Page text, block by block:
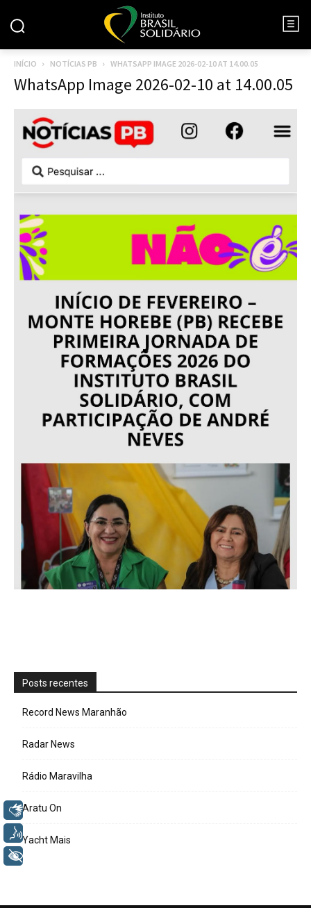
INÍCIO NOTÍCIAS PB WHATSAPP IMAGE 2026-02-10 AT 14.00.05
WhatsApp Image 2026-02-10 at 14.00.05
Posts recentes
Record News Maranhão
Radar News
Rádio Maravilha
Aratu On
Yacht Mais
Libras
Voz